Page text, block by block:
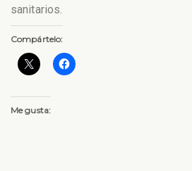
sanitarios.
Compártelo:
Me gusta: